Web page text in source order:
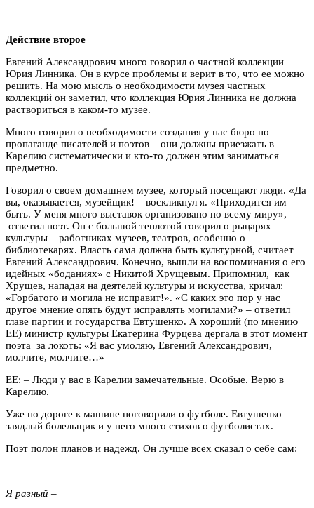
Действие второе
Евгений Александрович много говорил о частной коллекции
Юрия Линника. Он в курсе проблемы и верит в то, что ее можно
решить. На мою мысль о необходимости музея частных
коллекций он заметил, что коллекция Юрия Линника не должна
раствориться в каком-то музее.
Много говорил о необходимости создания у нас бюро по
пропаганде писателей и поэтов – они должны приезжать в
Карелию систематически и кто-то должен этим заниматься
предметно.
Говорил о своем домашнем музее, который посещают люди. «Да
вы, оказывается, музейщик! – воскликнул я. «Приходится им
быть. У меня много выставок организовано по всему миру», –
ответил поэт. Он с большой теплотой говорил о рыцарях
культуры – работниках музеев, театров, особенно о
библиотекарях. Власть сама должна быть культурной, считает
Евгений Александрович. Конечно, вышли на воспоминания о его
идейных «боданиях» с Никитой Хрущевым. Припомнил, как
Хрущев, нападая на деятелей культуры и искусства, кричал:
«Горбатого и могила не исправит!». «С каких это пор у нас
другое мнение опять будут исправлять могилами?» – ответил
главе партии и государства Евтушенко. А хороший (по мнению
ЕЕ) министр культуры Екатерина Фурцева дергала в этот момент
поэта за локоть: «Я вас умоляю, Евгений Александрович,
молчите, молчите…»
ЕЕ: – Люди у вас в Карелии замечательные. Особые. Верю в
Карелию.
Уже по дороге к машине поговорили о футболе. Евтушенко
заядлый болельщик и у него много стихов о футболистах.
Поэт полон планов и надежд. Он лучше всех сказал о себе сам:
Я разный –